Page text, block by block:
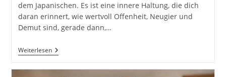
dem Japanischen. Es ist eine innere Haltung, die dich
daran erinnert, wie wertvoll Offenheit, Neugier und
Demut sind, gerade dann,…
WeiterlesenShoshin
–